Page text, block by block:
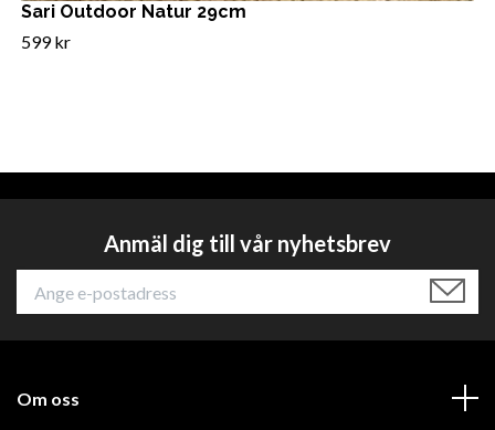
Sari Outdoor Natur 29cm
599 kr
Anmäl dig till vår nyhetsbrev
Om oss